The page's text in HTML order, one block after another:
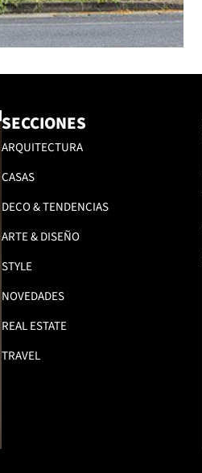
SECCIONES
ARQUITECTURA
CASAS
DECO & TENDENCIAS
ARTE & DISEÑO
STYLE
NOVEDADES
REAL ESTATE
TRAVEL